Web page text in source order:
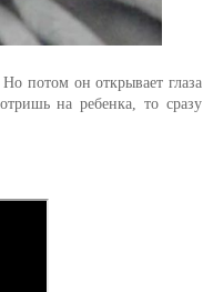
потом он открывает глаза
на ребенка, то сразу